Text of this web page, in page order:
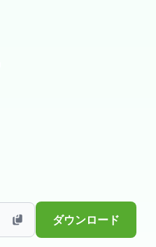
ダウンロード